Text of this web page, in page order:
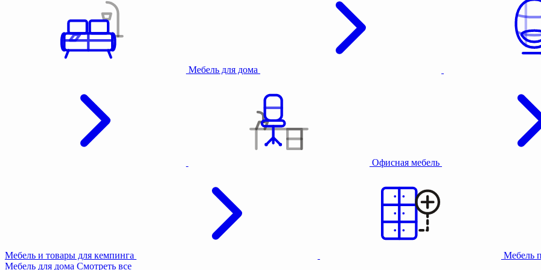
Мебель для дома
Офисная мебель
Мебель и товары для кемпинга
Мебель
Мебель для дома Смотреть все